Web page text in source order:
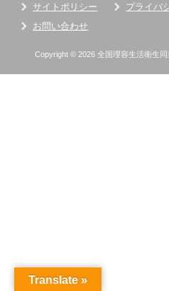
サイトポリシー プライバ
お問い合わせ
Copyright © 2026 全国理容生活衛生
Translate »